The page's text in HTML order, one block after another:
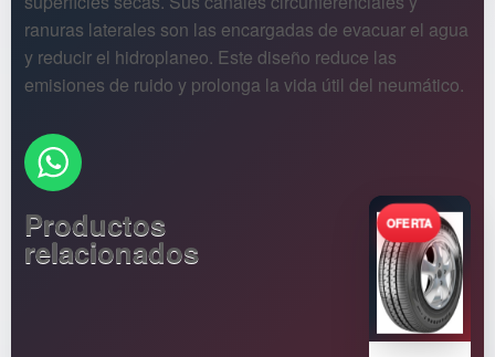
ranuras laterales son las encargadas de evacuar el agua
y reducir el hidroplaneo. Este diseño reduce las
emisiones de ruido y prolonga la vida útil del neumático.
Productos
relacionados